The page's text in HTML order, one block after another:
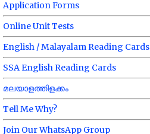
Application Forms
Online Unit Tests
English / Malayalam Reading Cards
SSA English Reading Cards
മലയാളത്തിളക്കം
Tell Me Why?
Join Our WhatsApp Group